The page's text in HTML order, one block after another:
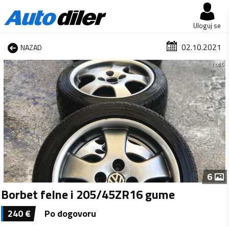
Uloguj se
NAZAD 02.10.2021
1 od 6
6
Borbet felne i 205/45ZR16 gume
240€ Po dogovoru